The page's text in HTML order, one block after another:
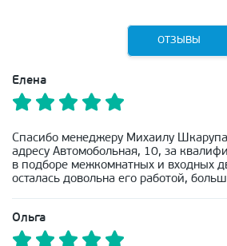
ОТЗЫВЫ
Елена
Спасибо менеджеру Михаилу
адресу Автомобольная, 10, за
в подборе межкомнатных и входных
осталась довольна его работой,
Ольга